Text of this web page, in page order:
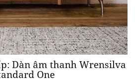
Dàn âm thanh Wrensilva
One